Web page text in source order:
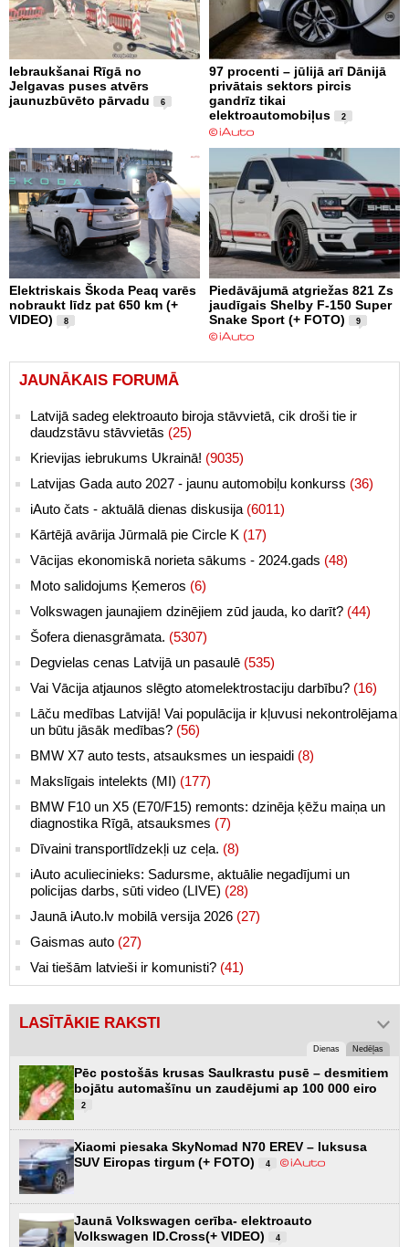
Iebraukšanai Rīgā no
Jelgavas puses atvērs
jaunuzbūvēto pārvadu
6
97 procenti – jūlijā arī Dānijā
privātais sektors pircis
gandrīz tikai
elektroautomobiļus
2
Elektriskais Škoda Peaq varēs
nobraukt līdz pat 650 km (+
VIDEO)
8
Piedāvājumā atgriežas 821 Zs
jaudīgais Shelby F-150 Super
Snake Sport (+ FOTO)
9
JAUNĀKAIS FORUMĀ
Latvijā sadeg elektroauto biroja stāvvietā, cik droši tie ir
daudzstāvu stāvvietās (25)
Krievijas iebrukums Ukrainā! (9035)
Latvijas Gada auto 2027 - jaunu automobiļu konkurss (36)
iAuto čats - aktuālā dienas diskusija (6011)
Kārtējā avārija Jūrmalā pie Circle K (17)
Vācijas ekonomiskā norieta sākums - 2024.gads (48)
Moto salidojums Ķemeros (6)
Volkswagen jaunajiem dzinējiem zūd jauda, ko darīt? (44)
Šofera dienasgrāmata. (5307)
Degvielas cenas Latvijā un pasaulē (535)
Vai Vācija atjaunos slēgto atomelektrostaciju darbību? (16)
Lāču medības Latvijā! Vai populācija ir kļuvusi nekontrolējama
un būtu jāsāk medības? (56)
BMW X7 auto tests, atsauksmes un iespaidi (8)
Makslīgais intelekts (MI) (177)
BMW F10 un X5 (E70/F15) remonts: dzinēja ķēžu maiņa un
diagnostika Rīgā, atsauksmes (7)
Dīvaini transportlīdzekļi uz ceļa. (8)
iAuto aculiecinieks: Sadursme, aktuālie negadījumi un
policijas darbs, sūti video (LIVE) (28)
Jaunā iAuto.lv mobilā versija 2026 (27)
Gaismas auto (27)
Vai tiešām latvieši ir komunisti? (41)
LASĪTĀKIE RAKSTI
Dienas Nedēļas
Pēc postošās krusas Saulkrastu pusē – desmitiem
bojātu automašīnu un zaudējumi ap 100 000 eiro
2
Xiaomi piesaka SkyNomad N70 EREV – luksusa
SUV Eiropas tirgum (+ FOTO)
4
Jaunā Volkswagen cerība- elektroauto
Volkswagen ID.Cross(+ VIDEO)
4